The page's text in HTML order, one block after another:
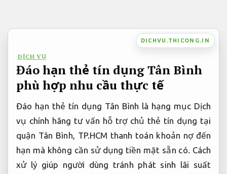
DICHVU.THICONG.IN
DỊCH VỤ
Đáo hạn thẻ tín dụng Tân Bình
phù hợp nhu cầu thực tế
Đáo hạn thẻ tín dụng Tân Bình là hạng mục Dịch
vụ chính hãng tư vấn hỗ trợ chủ thẻ tín dụng tại
quận Tân Bình, TP.HCM thanh toán khoản nợ đến
hạn mà không cần sử dụng tiền mặt sẵn có. Cách
xử lý giúp người dùng tránh phát sinh lãi suất